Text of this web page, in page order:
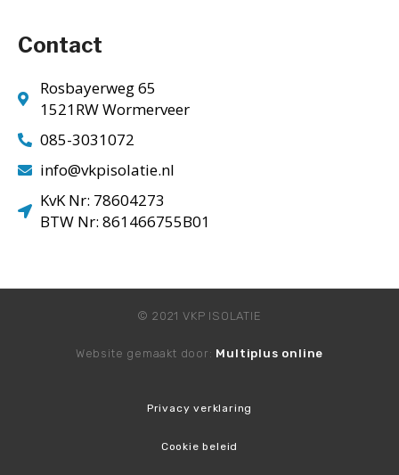
Contact
Rosbayerweg 65
1521RW Wormerveer
085-3031072
info@vkpisolatie.nl
KvK Nr: 78604273
BTW Nr: 861466755B01
© 2021 VKP ISOLATIE
Website gemaakt door: Multiplus online
Privacy verklaring
Cookie beleid